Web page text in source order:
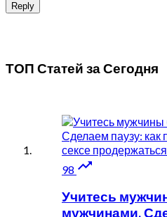
Reply
ТОП Статей заСегодня
98 
Учитесь
мужчинами.